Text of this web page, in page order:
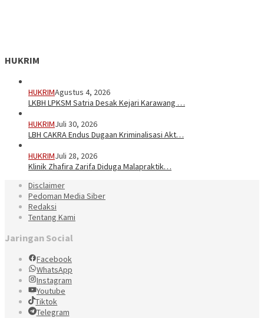
HUKRIM
HUKRIMAgustus 4, 2026
LKBH LPKSM Satria Desak Kejari Karawang …
HUKRIMJuli 30, 2026
LBH CAKRA Endus Dugaan Kriminalisasi Akt…
HUKRIMJuli 28, 2026
Klinik Zhafira Zarifa Diduga Malapraktik…
Disclaimer
Pedoman Media Siber
Redaksi
Tentang Kami
Jaringan Social
Facebook
WhatsApp
Instagram
Youtube
Tiktok
Telegram